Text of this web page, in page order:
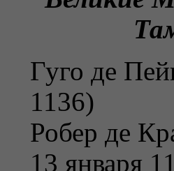
Гуго де
1136)
Робер де
13 января